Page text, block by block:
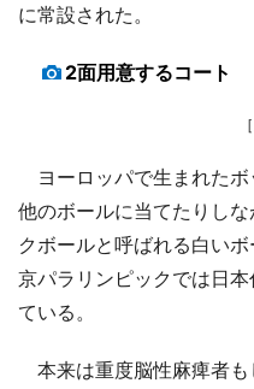
に常設された。
2面用意するコート
ヨーロッパで生まれたボ
他のボールに当てたりし
クボールと呼ばれる白い
京パラリンピックでは日
ている。
本来は重度脳性麻痺者